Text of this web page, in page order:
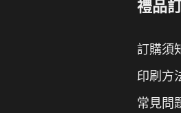
禮品
訂購須
印刷方
常見問